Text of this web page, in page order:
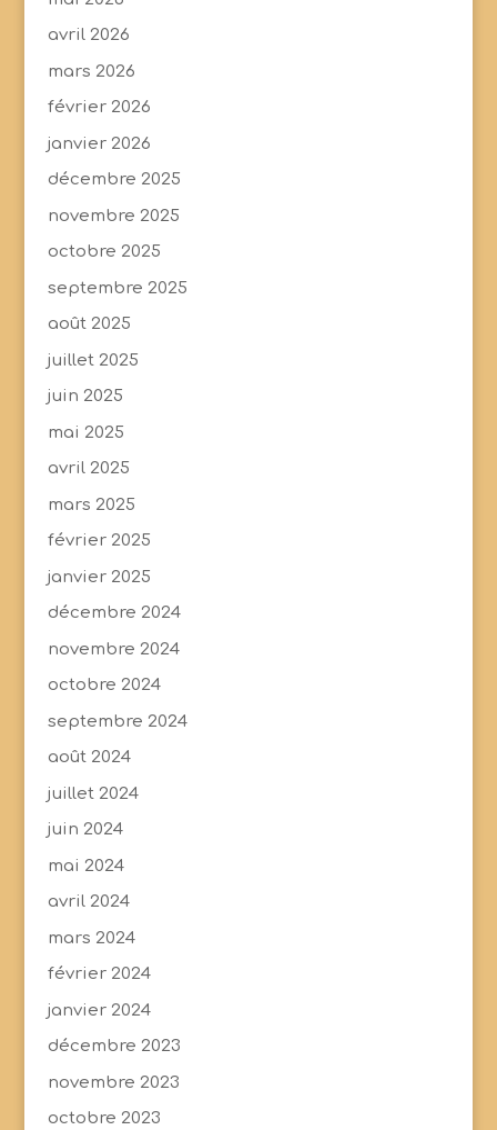
avril 2026
mars 2026
février 2026
janvier 2026
décembre 2025
novembre 2025
octobre 2025
septembre 2025
août 2025
juillet 2025
juin 2025
mai 2025
avril 2025
mars 2025
février 2025
janvier 2025
décembre 2024
novembre 2024
octobre 2024
septembre 2024
août 2024
juillet 2024
juin 2024
mai 2024
avril 2024
mars 2024
février 2024
janvier 2024
décembre 2023
novembre 2023
octobre 2023